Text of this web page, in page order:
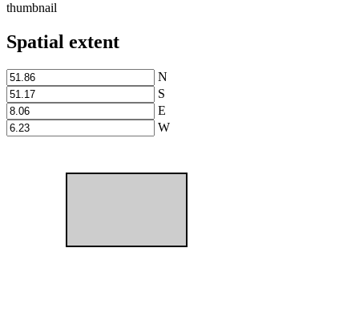
thumbnail
Spatial extent
N
S
E
W